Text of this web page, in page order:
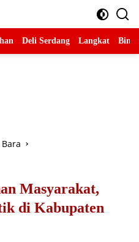
Deli Serdang Langkat
Masyarakat,
di Kabupaten